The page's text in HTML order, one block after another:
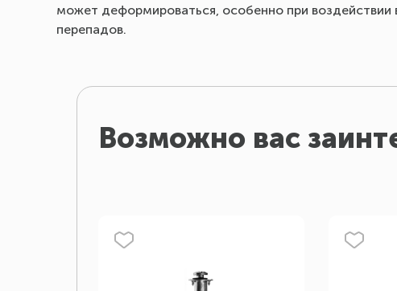
может деформироваться, особенно при
перепадов.
Возможно вас